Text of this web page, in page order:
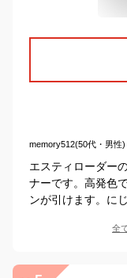
memory512(50代・男性)
エスティローダー
ナーです。高発色
ンが引けます。に
全